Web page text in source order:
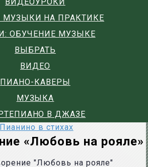
МУЗЫКИ НА ПРАКТИКЕ
ОБУЧЕНИЕ МУЗЫКЕ
ВЫБРАТЬ
ВИДЕО
ПИАНО-КАВЕРЫ
МУЗЫКА
В ДЖАЗЕ
Пианино в стихах
«Любовь на рояле»